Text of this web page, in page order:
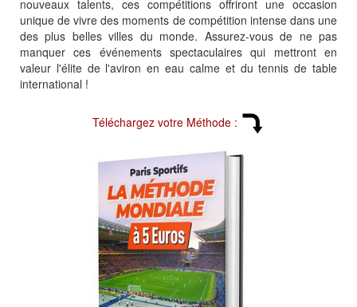
nouveaux talents, ces compétitions offriront une occasion
unique de vivre des moments de compétition intense dans une
des plus belles villes du monde. Assurez-vous de ne pas
manquer ces événements spectaculaires qui mettront en
valeur l'élite de l'aviron en eau calme et du tennis de table
international !
Téléchargez votre Méthode :